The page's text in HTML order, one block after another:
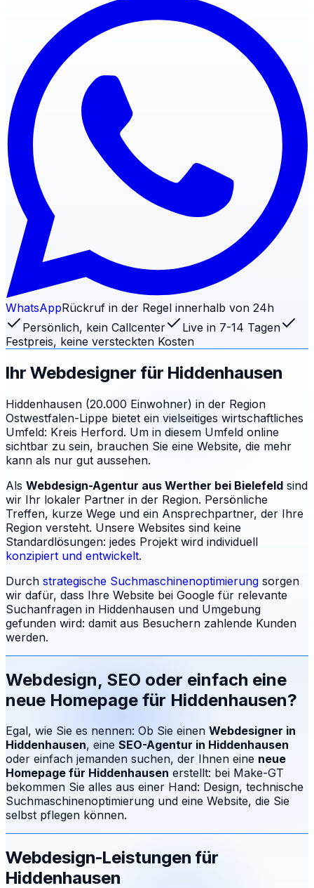
WhatsAppRückruf in der Regel innerhalb von 24h
Persönlich, kein Callcenter
Live in 7-14 Tagen
Festpreis, keine versteckten Kosten
Ihr Webdesigner für Hiddenhausen
Hiddenhausen (20.000 Einwohner) in der Region
Ostwestfalen-Lippe bietet ein vielseitiges wirtschaftliches
Umfeld: Kreis Herford. Um in diesem Umfeld online
sichtbar zu sein, brauchen Sie eine Website, die mehr
kann als nur gut aussehen.
Als Webdesign-Agentur aus Werther bei Bielefeld sind
wir Ihr lokaler Partner in der Region. Persönliche
Treffen, kurze Wege und ein Ansprechpartner, der Ihre
Region versteht. Unsere Websites sind keine
Standardlösungen: jedes Projekt wird individuell
konzipiert und entwickelt.
Durch strategische Suchmaschinenoptimierung sorgen
wir dafür, dass Ihre Website bei Google für relevante
Suchanfragen in Hiddenhausen und Umgebung
gefunden wird: damit aus Besuchern zahlende Kunden
werden.
Webdesign, SEO oder einfach eine
neue Homepage für Hiddenhausen?
Egal, wie Sie es nennen: Ob Sie einen Webdesigner in
Hiddenhausen, eine SEO-Agentur in Hiddenhausen
oder einfach jemanden suchen, der Ihnen eine neue
Homepage für Hiddenhausen erstellt: bei Make-GT
bekommen Sie alles aus einer Hand: Design, technische
Suchmaschinenoptimierung und eine Website, die Sie
selbst pflegen können.
Webdesign-Leistungen für
Hiddenhausen